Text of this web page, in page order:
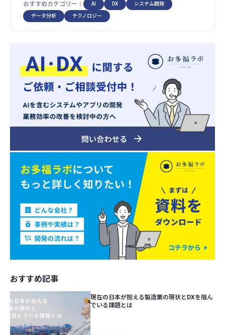
おすすめカテゴリー： AI DX システム開発
データ分析 テクノロジー
おすすめ記事
現在の日本が抱える製造業の現状とDXを阻ん
でいる課題とは